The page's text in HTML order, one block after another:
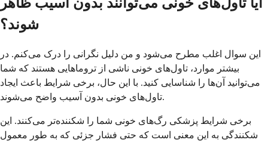
شوند؟
این سوال اغلب مطرح می‌شود و من دلیل نگرانی را درک می‌کنم. در
بیشتر موارد، تاول‌های خونی ناشی از تروماهایی هستند که شما
می‌توانید آن‌ها را شناسایی کنید. با این حال، برخی شرایط باعث ایجاد
تاول‌های خونی بدون آسیب واضح می‌شوند.
برخی شرایط پزشکی رگ‌های خونی شما را شکننده‌تر می‌کنند. این
شکنندگی به این معنی است که حتی فشار جزئی که به طور معمول